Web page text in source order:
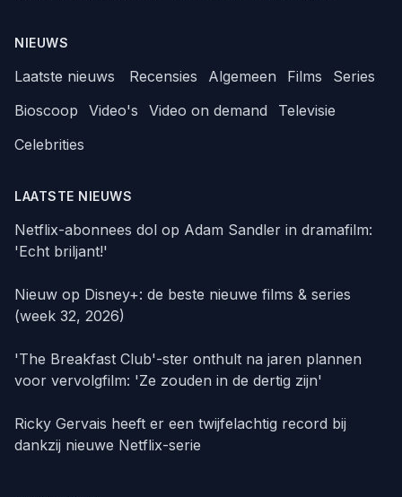
NIEUWS
Laatste nieuws Recensies Algemeen Films
Series
Bioscoop
Video's Video on demand
Televisie
Celebrities
LAATSTE NIEUWS
Netflix-abonnees dol op Adam Sandler in dramafilm:
'Echt briljant!'
Nieuw op Disney+: de beste nieuwe films & series
(week 32, 2026)
'The Breakfast Club'-ster onthult na jaren plannen
voor vervolgfilm: 'Ze zouden in de dertig zijn'
Ricky Gervais heeft er een twijfelachtig record bij
dankzij nieuwe Netflix-serie